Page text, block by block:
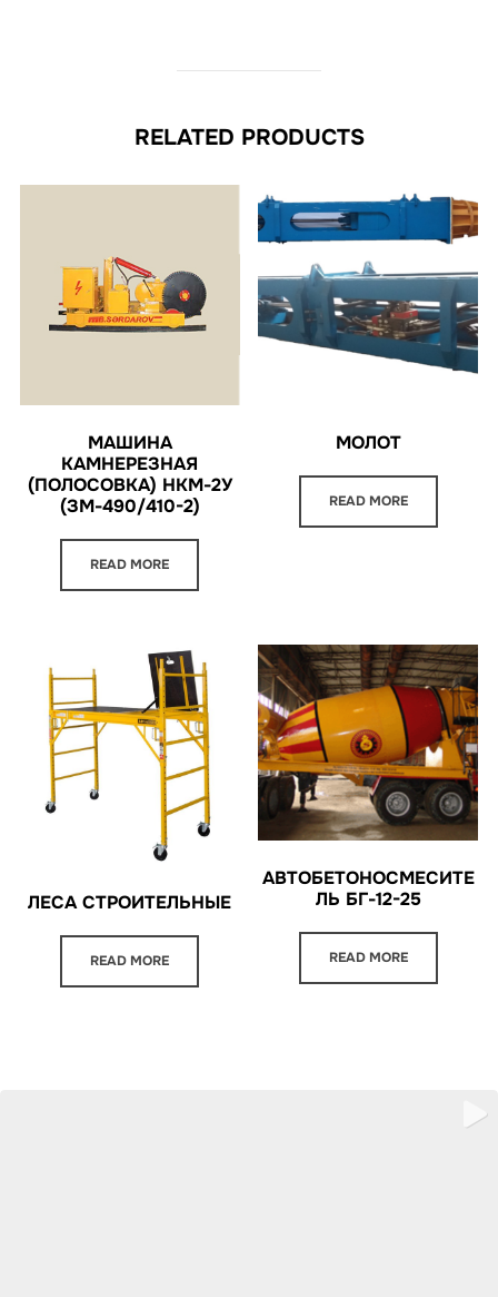
RELATED PRODUCTS
МАШИНА
КАМНЕРЕЗНАЯ
(ПОЛОСОВКА) НКМ-2У
(ЗМ-490/410-2)
READ MORE
МОЛОТ
READ MORE
ЛЕСА СТРОИТЕЛЬНЫЕ
READ MORE
АВТОБЕТОНОСМЕСИТЕ
ЛЬ БГ-12-25
READ MORE